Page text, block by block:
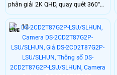
phân giải 2K QHD, quay quét 360°
và nhìn đêm màu Starlight với tầm
nhìn lên đến 30m. Công nghệ thông
minh AI phát hiện chuyển độngh,
đàm thoại hai chiều, báo động âm
thanh và ánh sáng. Quản lý từ xa
qua ứng dụng Tapo
12